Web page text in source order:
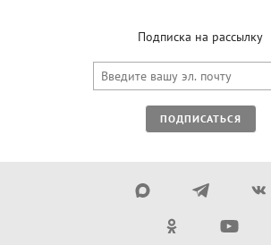
Подписка на рассылку
ПОДПИСАТЬСЯ